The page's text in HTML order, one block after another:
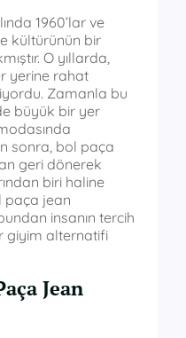
1960’lar ve
kültürünün bir
O yıllarda,
yerine rahat
Zamanla bu
büyük bir yer
sonra, bol paça
geri dönerek
biri haline
paça jean
insanın tercih
giyim alternatifi
Jean